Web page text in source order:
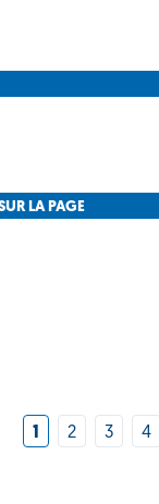
LA PAGE
1 2 3 4